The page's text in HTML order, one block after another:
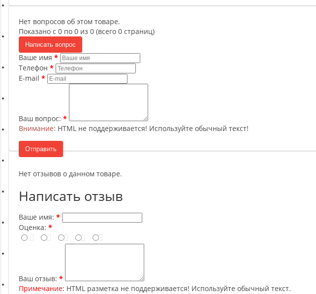
Прочее оборудование (пьедесталы и скамьи для раздевалок)
Ремни, Пояса и Упряжи
Волейбол
Системы хранения
Футбол и гандбол
Новинки
Нет вопросов об этом товаре.
Показано с 0 по 0 из 0 (всего 0 страниц)
Написать вопрос
Ваше имя
Телефон
E-mail
Ваш вопрос:
Внимание: HTML не поддерживается! Используйте обычный текст!
Отправить
Нет отзывов о данном товаре.
Написать отзыв
Ваше имя:
Оценка:
Ваш отзыв:
Примечание: HTML разметка не поддерживается! Используйте обычный текст.